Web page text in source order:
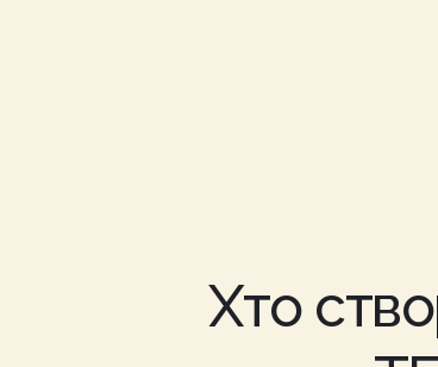
Хто